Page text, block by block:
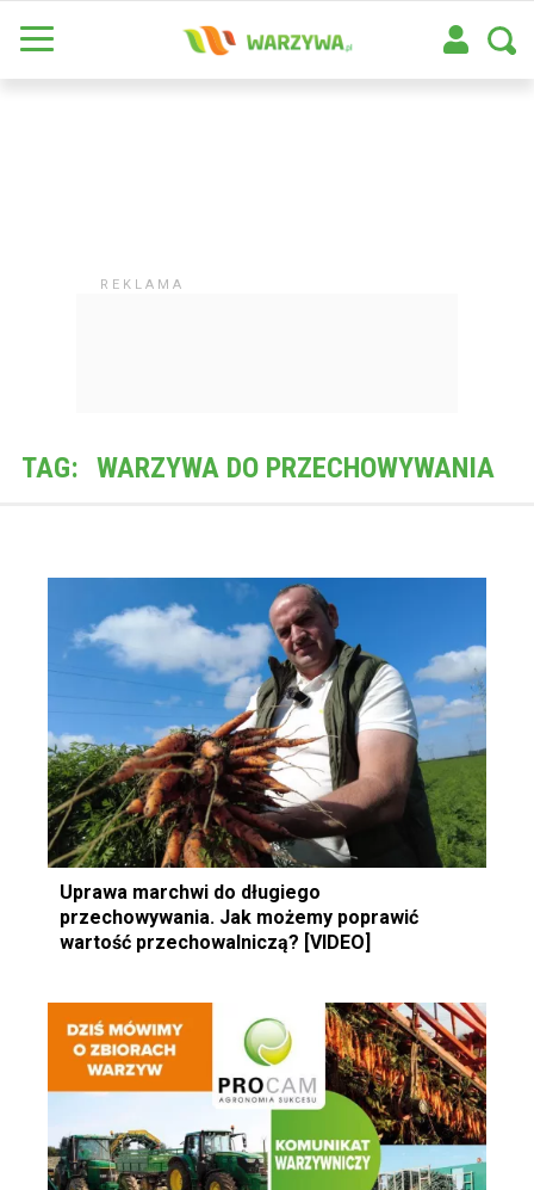
TAG: WARZYWA DO PRZECHOWYWANIA
Uprawa marchwi do długiego
przechowywania. Jak możemy poprawić
wartość przechowalniczą? [VIDEO]